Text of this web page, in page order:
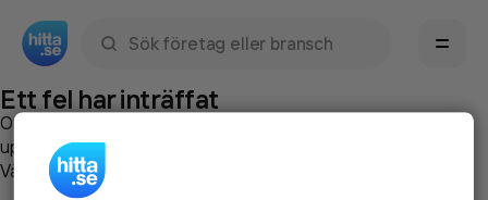
Ett fel har inträffat
Om du vill kan du
uppstod så att vi lättare och snabbare kan avhjälpa det.
Vänligen försök med följande: